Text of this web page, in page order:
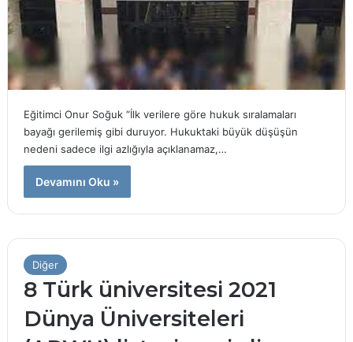
Eğitimci Onur Soğuk “İlk verilere göre hukuk sıralamaları
bayağı gerilemiş gibi duruyor. Hukuktaki büyük düşüşün
nedeni sadece ilgi azlığıyla açıklanamaz,…
Devamını Oku »
Diğer
8 Türk üniversitesi 2021
Dünya Üniversiteleri